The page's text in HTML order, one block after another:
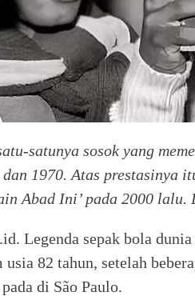
satunya sosok yang
dan 1970. Atas prestasinya
Abad Ini’ pada 2000 lalu.
Legenda sepak bola
usia 82 tahun, setelah
di São Paulo.